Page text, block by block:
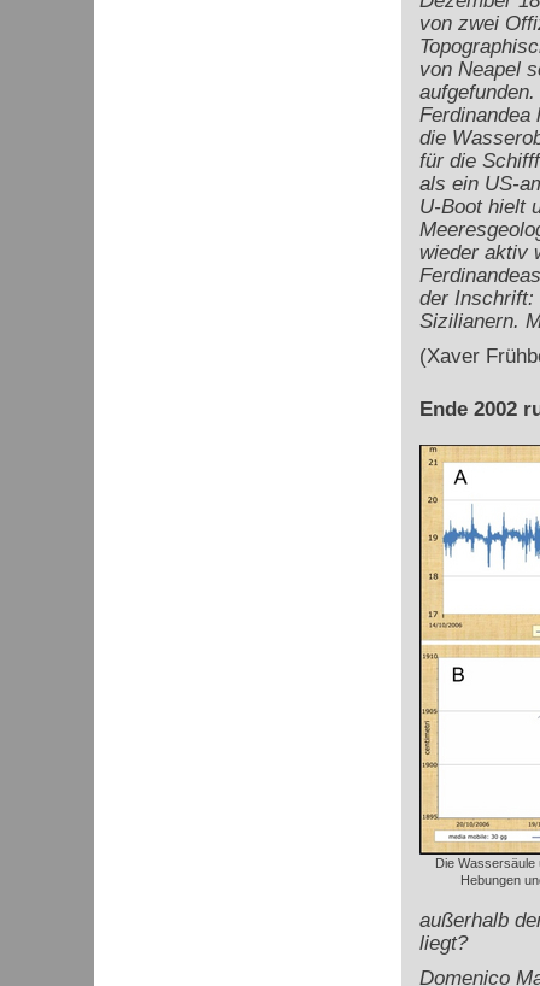
von zwei
von Neapel
Ferdinandea
die
für die
als ein US-
U-Boot hielt
wieder aktiv
der Inschrift:
Sizilianern.
(Xaver
Ende 2002
Die Wassersäule
Hebungen
außerhalb
liegt?
Domenico